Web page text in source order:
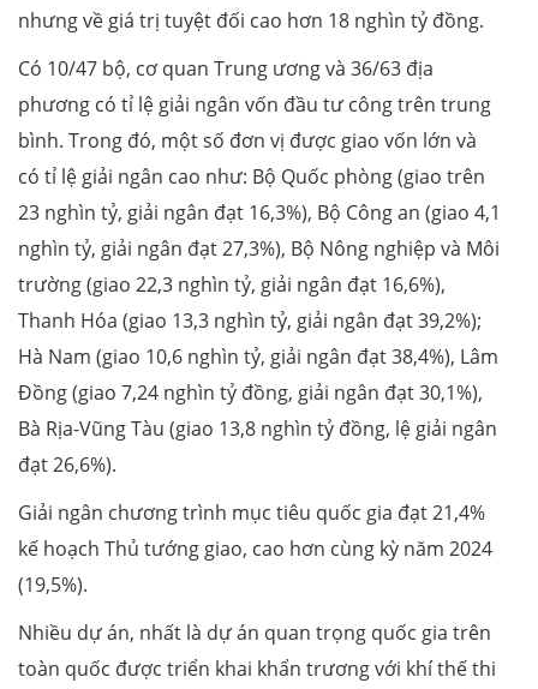
nhưng về giá trị tuyệt đối cao hơn 18 nghìn tỷ đồng.
Có 10/47 bộ, cơ quan Trung ương và 36/63 địa
phương có tỉ lệ giải ngân vốn đầu tư công trên trung
bình. Trong đó, một số đơn vị được giao vốn lớn và
có tỉ lệ giải ngân cao như: Bộ Quốc phòng (giao trên
23 nghìn tỷ, giải ngân đạt 16,3%), Bộ Công an (giao 4,1
nghìn tỷ, giải ngân đạt 27,3%), Bộ Nông nghiệp và Môi
trường (giao 22,3 nghìn tỷ, giải ngân đạt 16,6%),
Thanh Hóa (giao 13,3 nghìn tỷ, giải ngân đạt 39,2%);
Hà Nam (giao 10,6 nghìn tỷ, giải ngân đạt 38,4%), Lâm
Đồng (giao 7,24 nghìn tỷ đồng, giải ngân đạt 30,1%),
Bà Rịa-Vũng Tàu (giao 13,8 nghìn tỷ đồng, lệ giải ngân
đạt 26,6%).
Giải ngân chương trình mục tiêu quốc gia đạt 21,4%
kế hoạch Thủ tướng giao, cao hơn cùng kỳ năm 2024
(19,5%).
Nhiều dự án, nhất là dự án quan trọng quốc gia trên
toàn quốc được triển khai khẩn trương với khí thế thi